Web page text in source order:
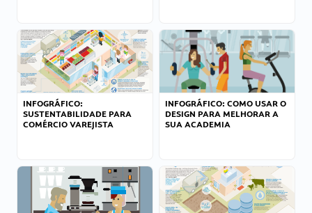
INFOGRÁFICO:
SUSTENTABILIDADE PARA
COMÉRCIO VAREJISTA
INFOGRÁFICO: COMO USAR O
DESIGN PARA MELHORAR A
SUA ACADEMIA